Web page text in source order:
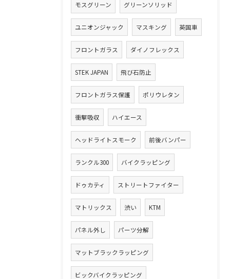
モスグリーン グリーンソリッド
ユニオンジャック マスキング 英国車
フロントガラス ダイノフレックス
STEK JAPAN 飛び石防止
フロントガラス保護 ポリウレタン
衝撃吸収 ハイエース
ヘッドライトスモーク 前後バンパー
ランクル300 バイクラッピング
ドゥカティ ストリートファイター
マトリックス 渋い KTM
パネル外し パーツ分解
マットブラックラッピング
ビックバイクラッピング